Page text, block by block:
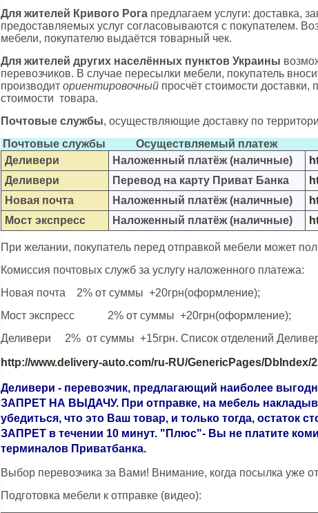
Для жителей Кривого Рогапредлагаем услуги: доставка,
предоставляемых услуг согласовываются с покупателем.
мебели, покупателю выдаётся товарный чек.
Для жителей других населённых пунктов Украины
перевозчиков. В случае пересылки мебели, покупатель
производит ориентировочныйпросчёт стоимости доставки,
стоимости товара.
Почтовые службы, осуществляющие доставку по
Почтовые службы
Осуществляемый платеж
Деливери
Наложенный платёж (наличные)
Деливери
Перевод на карту Приват Банка
Новая почта
Наложенный платёж (наличные)
Мост экспресс
Наложенный платёж (наличные)
При желании, покупатель перед отправкой мебели может
Комиссия почтовых служб за услугу наложенного платежа:
Новая почта 2% от суммы +20грн(оформление);
Мост экспресс 2% от суммы +20грн(оформление);
Деливери 2% от суммы +15грн. Список отделений
http://www.delivery-auto.com/ru-RU/GenericPages/DbIndex/
Деливери - перевозчик, предлагающий наиболее
ЗАПРЕТ НА ВЫДАЧУ. При отправке, на мебель
убедиться, что это Ваш товар, и только тогда, остаток
ЗАПРЕТ в течении 10 минут. "Плюс"- Вы не платите
терминалов Приватбанка.
Выбор перевозчика за Вами! Внимание, когда посылка
Подготовка мебели к отправке (видео):